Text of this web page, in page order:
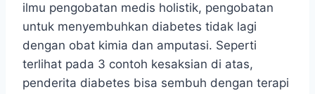
ilmu pengobatan medis holistik, pengobatan
untuk menyembuhkan diabetes tidak lagi
dengan obat kimia dan amputasi. Seperti
terlihat pada 3 contoh kesaksian di atas,
penderita diabetes bisa sembuh dengan terapi